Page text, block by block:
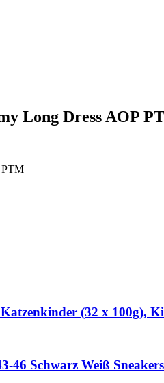
Long Dress AOP
PTM
(32 x 100g),
46 Schwarz Weiß